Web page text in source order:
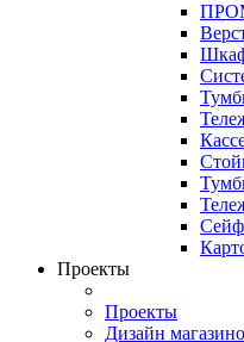
Проекты
Проекты
Дизайн